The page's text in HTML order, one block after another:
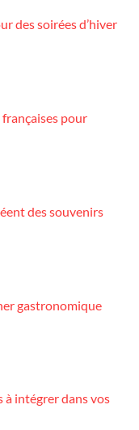
des soirées d’hiver
pour
des souvenirs
gastronomique
à intégrer dans vos